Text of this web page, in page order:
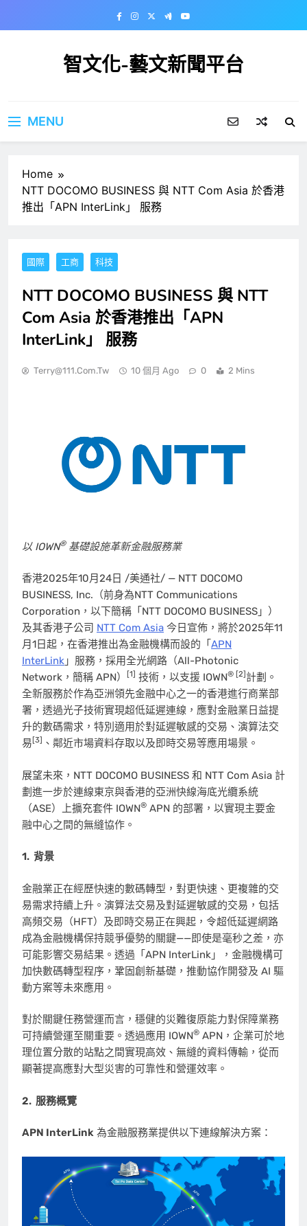
智文化-藝文新聞平台
MENU
Home
NTT DOCOMO BUSINESS 與 NTT Com Asia 於香港
推出「APN InterLink」 服務
國際 工商 科技
NTT DOCOMO BUSINESS 與 NTT
Com Asia 於香港推出「APN
InterLink」 服務
Terry@111.com.tw 10 個月 Ago 0 2 Mins
以IOWN®基礎設施革新金融服務業
香港2025年10月24日 /美通社/ — NTT DOCOMO
BUSINESS, Inc.（前身為NTT Communications
Corporation，以下簡稱「NTT DOCOMO BUSINESS」）
及其香港子公司 NTT Com Asia 今日宣佈，將於2025年11
月1日起，在香港推出為金融機構而設的「 APN
InterLink 」服務，採用全光網路（All-Photonic
Network，簡稱 APN）
[1] 技術，以支援 IOWN® [2]計劃。
全新服務於作為亞洲領先金融中心之一的香港進行商業部
署，透過光子技術實現超低延遲連線，應對金融業日益提
升的數碼需求，特別適用於對延遲敏感的交易、演算法交
易[3] 、鄰近市場資料存取以及即時交易等應用場景。
展望未來，NTT DOCOMO BUSINESS 和 NTT Com Asia 計
劃進一步於連線東京與香港的亞洲快線海底光纜系統
（ASE）上擴充套件 IOWN® APN 的部署，以實現主要金
融中心之間的無縫協作。
1. 背景
金融業正在經歷快速的數碼轉型，對更快速、更複雜的交
易需求持續上升。演算法交易及對延遲敏感的交易，包括
高頻交易（HFT）及即時交易正在興起，令超低延遲網路
成為金融機構保持競爭優勢的關鍵——即使是毫秒之差，亦
可能影響交易結果。透過「APN InterLink」，金融機構可
加快數碼轉型程序，鞏固創新基礎，推動協作開發及 AI 驅
動方案等未來應用。
對於關鍵任務營運而言，穩健的災難復原能力對保障業務
可持續營運至關重要。透過應用 IOWN® APN，企業可於地
理位置分散的站點之間實現高效、無縫的資料傳輸，從而
顯著提高應對大型災害的可靠性和營運效率。
2. 服務概覽
APN InterLink 為金融服務業提供以下連線解決方案：